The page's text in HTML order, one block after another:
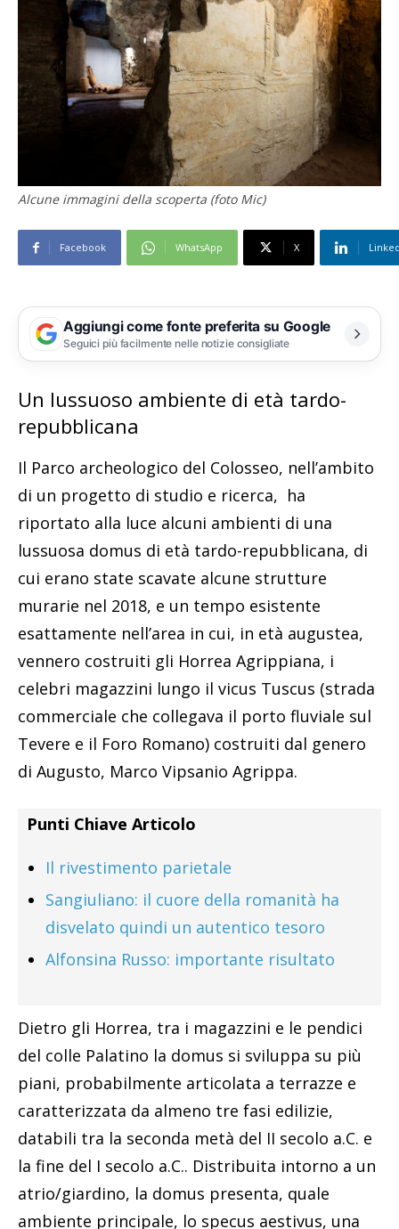
Alcune immagini della scoperta (foto Mic)
Facebook WhatsApp X
Aggiungi come fonte preferita su Google
Seguici più facilmente nelle notizie consigliate
Un lussuoso ambiente di età tardo-
repubblicana
Il Parco archeologico del Colosseo, nell’ambito
di un progetto di studio e ricerca, ha
riportato alla luce alcuni ambienti di una
lussuosa domus di età tardo-repubblicana, di
cui erano state scavate alcune strutture
murarie nel 2018, e un tempo esistente
esattamente nell’area in cui, in età augustea,
vennero costruiti gli Horrea Agrippiana, i
celebri magazzini lungo il vicus Tuscus (strada
commerciale che collegava il porto fluviale sul
Tevere e il Foro Romano) costruiti dal genero
di Augusto, Marco Vipsanio Agrippa.
Punti Chiave Articolo
Il rivestimento parietale
Sangiuliano: il cuore della romanità ha
disvelato quindi un autentico tesoro
Alfonsina Russo: importante risultato
Dietro gli Horrea, tra i magazzini e le pendici
del colle Palatino la domus si sviluppa su più
piani, probabilmente articolata a terrazze e
caratterizzata da almeno tre fasi edilizie,
databili tra la seconda metà del II secolo a.C. e
la fine del I secolo a.C.. Distribuita intorno a un
atrio/giardino, la domus presenta, quale
ambiente principale, lo specus aestivus, una